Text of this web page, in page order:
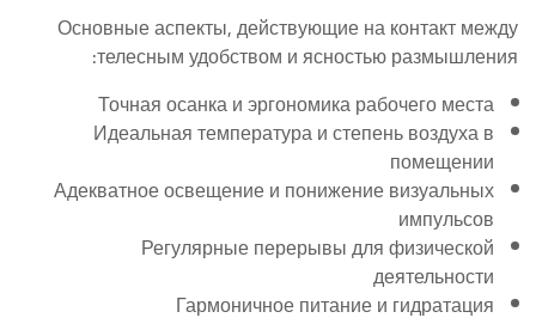
Основные аспекты, действующие на контакт между
телесным удобством и ясностью размышления:
Точная осанка и эргономика рабочего места
Идеальная температура и степень воздуха в
помещении
Адекватное освещение и понижение визуальных
импульсов
Регулярные перерывы для физической
деятельности
Гармоничное питание и гидратация